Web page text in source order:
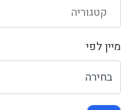
קטגוריה
מיין לפי